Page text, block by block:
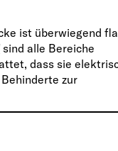
ist überwiegend
sind alle Bereiche
dass sie
zur